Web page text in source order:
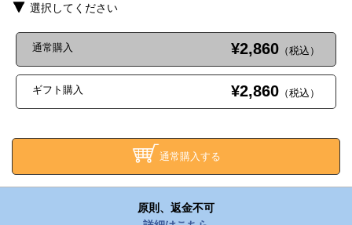
選択してください
通常購入 ¥2,860 （税込）
ギフト購入 ¥2,860 （税込）
通常購入する
原則、返金不可